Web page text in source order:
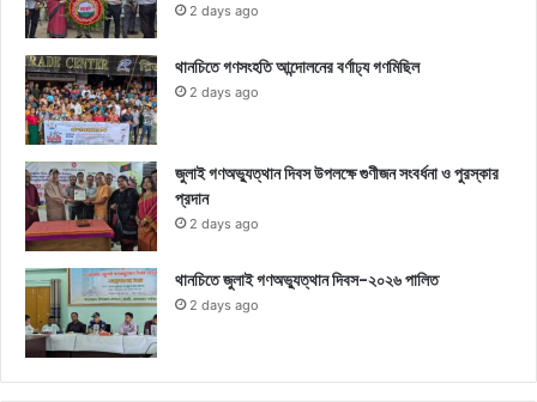
2 days ago
থানচিতে গণসংহতি আন্দোলনের বর্ণাঢ্য গণমিছিল
2 days ago
জুলাই গণঅভ্যুত্থান দিবস উপলক্ষে গুণীজন সংবর্ধনা ও পুরস্কার
প্রদান
2 days ago
থানচিতে জুলাই গণঅভ্যুত্থান দিবস-২০২৬ পালিত
2 days ago